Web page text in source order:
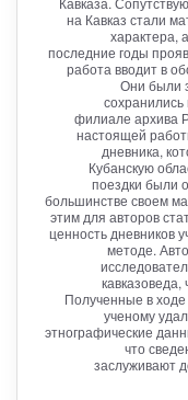
на Кавказ стали
характера,
последние годы
работа вводит в
Они были
филиале архива
настоящей
дневника,
Кубанскую
поездки были
большинстве своем
этим для авторов
ценность дневников
методе.
Полученные в
ученому
этнографические
что
заслуживают